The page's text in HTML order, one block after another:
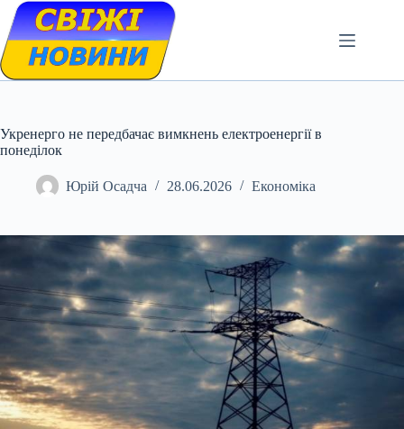
Skip
content
Укренерго не передбачає вимкнень електроенергії в
понеділок
Юрій Осадча 28.06.2026 Економіка